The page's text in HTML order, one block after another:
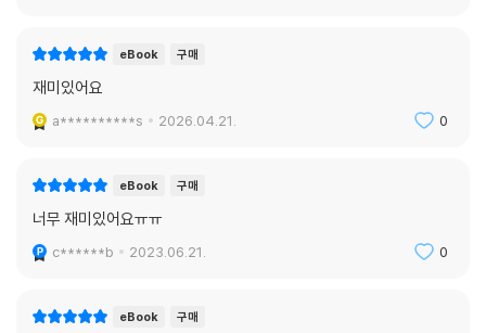
eBook 구매
재미있어요
a**********s 2026.04.21. 0
eBook 구매
너무 재미있어요ㅠㅠ
c******b 2023.06.21. 0
eBook 구매